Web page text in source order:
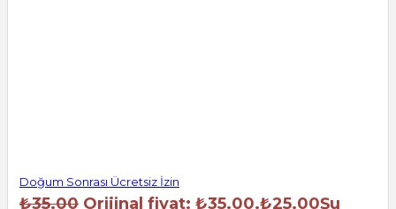
Doğum Sonrası Ücretsiz İzin
₺35.00 Orijinal fiyat: ₺35.00.₺25.00Şu